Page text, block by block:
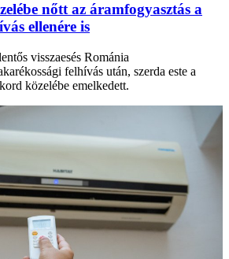
nőtt az áramfogyasztás a
ellenére is
visszaesés Románia
felhívás után, szerda este a
közelébe emelkedett.